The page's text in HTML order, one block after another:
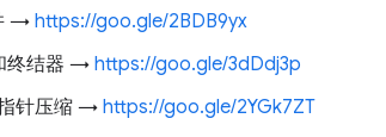
→ https://goo.gle/2BDB9yx
终结器 → https://goo.gle/3dDdj3p
针压缩 →https://goo.gle/2YGk7ZT